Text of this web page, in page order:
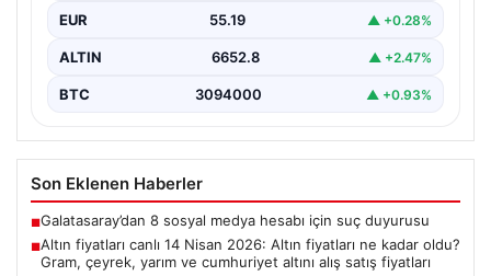
EUR 55.19 ▲ +0.28%
ALTIN 6652.8 ▲ +2.47%
BTC 3094000 ▲ +0.93%
Son Eklenen Haberler
■Galatasaray’dan 8 sosyal medya hesabı için suç duyurusu
■Altın fiyatları canlı 14 Nisan 2026: Altın fiyatları ne kadar oldu?
Gram, çeyrek, yarım ve cumhuriyet altını alış satış fiyatları